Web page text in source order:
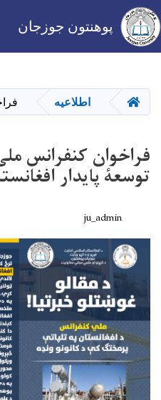
پوهنتون جوزجان
HOME اطلاعیه
فراخوان کنفرانس
توسعۀ پایدار
ju_admin